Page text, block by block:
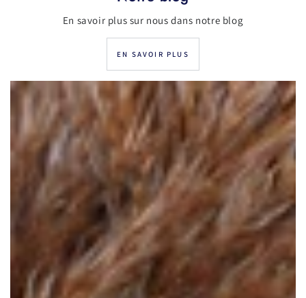
En savoir plus sur nous dans notre blog
EN SAVOIR PLUS